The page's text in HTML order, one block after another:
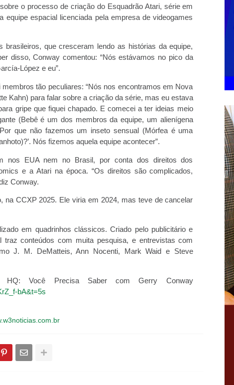
o processo de criação do Esquadrão Atari, série em
equipe espacial licenciada pela empresa de videogames
que cresceram lendo as histórias da equipe,
disso, Conway comentou: “Nós estávamos no pico da
López e eu”.
tão peculiares: “Nós nos encontramos em Nova
Kahn) para falar sobre a criação da série, mas eu estava
gripe que fiquei chapado. E comecei a ter ideias meio
(Bebê é um dos membros da equipe, um alienígena
que não fazemos um inseto sensual (Mórfea é uma
Nós fizemos aquela equipe acontecer”.
nos EUA nem no Brasil, por conta dos direitos dos
e a Atari na época. “Os direitos são complicados,
Conway.
CCXP 2025. Ele viria em 2024, mas teve de cancelar
em quadrinhos clássicos. Criado pelo publicitário e
conteúdos com muita pesquisa, e entrevistas com
J. M. DeMatteis, Ann Nocenti, Mark Waid e Steve
Você Precisa Saber com Gerry Conway
bA&t=5s